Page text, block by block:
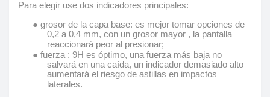
Para elegir use dos indicadores principales:
● grosor de la capa base: es mejor tomar opciones de
0,2 a 0,4 mm, con un grosor mayor , la pantalla
reaccionará peor al presionar;
● fuerza : 9H es óptimo, una fuerza más baja no
salvará en una caída, un indicador demasiado alto
aumentará el riesgo de astillas en impactos
laterales.